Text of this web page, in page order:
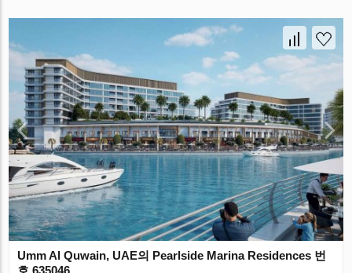
Umm Al Quwain, UAE의 Pearlside Marina Residences 번